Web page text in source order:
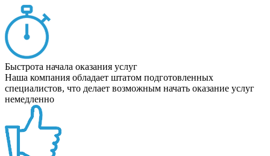
Быстрота начала оказания услуг
Наша компания обладает штатом подготовленных
специалистов, что делает возможным начать оказание услуг
немедленно